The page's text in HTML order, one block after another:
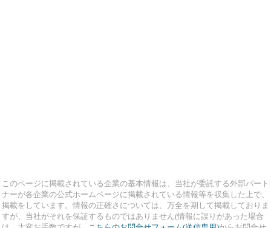
このページに掲載されている企業の基本情報は、当社が委託する外部パート
ナーが各企業の公式ホームページに掲載されている情報等を収集した上で、
掲載をしています。情報の正確さについては、万全を期して掲載しておりま
すが、当社がそれを保証するものではありません(情報に誤りがあった場合